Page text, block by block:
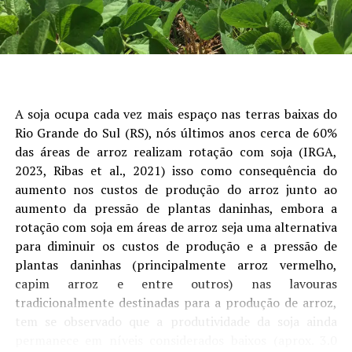
fatores como o câmbio, a demanda física e as condições
logísticas exerceram papel importante na formação das
cotações estaduais, reduzindo o impacto das oscilações
Outro ponto de destaque foi o avanço da
comercialização da safra. Na soja, as vendas atingiram
73% da produção estimada, crescimento de nove pontos
percentuais em julho. Embora o percentual permaneça
ligeiramente abaixo do registrado no ciclo anterior, o
ritmo foi impulsionado pela recuperação dos preços ao
longo do mês.
No milho, a comercialização chegou a 38,5% da
produção estimada, avanço de oito pontos percentuais
em relação ao mês anterior. Apesar da evolução, o índice
A soja ocupa cada vez mais espaço nas terras baixas do
Rio Grande do Sul (RS), nós últimos anos cerca de 60%
das áreas de arroz realizam rotação com soja (IRGA,
2023, Ribas et al., 2021) isso como consequência do
aumento nos custos de produção do arroz junto ao
aumento da pressão de plantas daninhas, embora a
rotação com soja em áreas de arroz seja uma alternativa
para diminuir os custos de produção e a pressão de
plantas daninhas (principalmente arroz vermelho,
capim arroz e entre outros) nas lavouras
tradicionalmente destinadas para a produção de arroz,
tem se observado que a produtividade da soja ainda